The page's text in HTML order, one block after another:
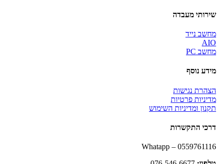
שירותי מעבדה
מחשב נייד
AIO
מחשב PC
מידע נוסף
הצהרת נגישות
מדיניות פרטיות
תקנון ומדיניות השימוש
דרכי התקשרות
Whatapp – 0559761116